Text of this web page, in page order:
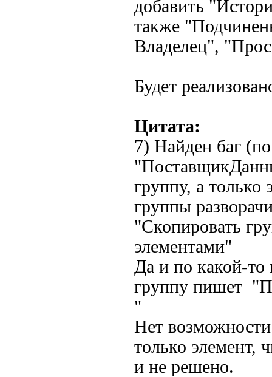
добавить
также
Владелец",
Будет
Цитата:
7) Найден баг
группу, а
группы
"Скопировать
элементами"
Да и по какой-то
группу пишет
"
Нет
только элемент,
и не решено.